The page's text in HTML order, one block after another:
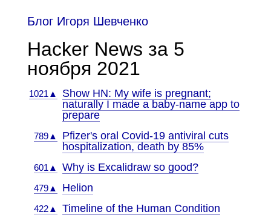
Блог Игоря Шевченко
Hacker News за 5
ноября 2021
1021▲
Show HN: My wife is pregnant;
naturally I made a baby-name app to
prepare
789▲
Pfizer's oral Covid-19 antiviral cuts
hospitalization, death by 85%
601▲ Why is Excalidraw so good?
479▲ Helion
422▲ Timeline of the Human Condition